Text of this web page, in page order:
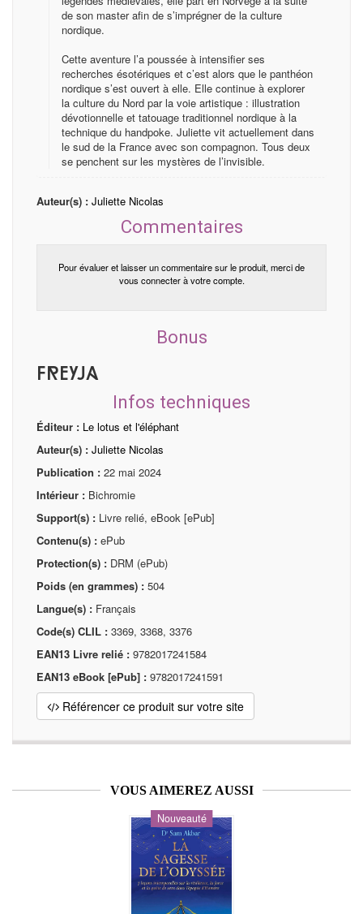
de son master afin de s’imprégner de la culture
nordique.
Cette aventure l’a poussée à intensifier ses
recherches ésotériques et c’est alors que le panthéon
nordique s’est ouvert à elle. Elle continue à explorer
la culture du Nord par la voie artistique : illustration
dévotionnelle et tatouage traditionnel nordique à la
technique du handpoke. Juliette vit actuellement dans
le sud de la France avec son compagnon. Tous deux
se penchent sur les mystères de l’invisible.
Auteur(s) : Juliette Nicolas
Commentaires
Pour évaluer et laisser un commentaire sur le produit, merci de
vous connecter à votre compte.
Bonus
Freyja
Infos techniques
Éditeur : Le lotus et l'éléphant
Auteur(s) : Juliette Nicolas
Publication : 22 mai 2024
Intérieur : Bichromie
Support(s) : Livre relié, eBook [ePub]
Contenu(s) : ePub
Protection(s) : DRM (ePub)
Poids (en grammes) : 504
Langue(s) : Français
Code(s) CLIL : 3369, 3368, 3376
EAN13 Livre relié : 9782017241584
EAN13 eBook [ePub] : 9782017241591
Référencer ce produit sur votre site
VOUS AIMEREZ AUSSI
Nouveauté